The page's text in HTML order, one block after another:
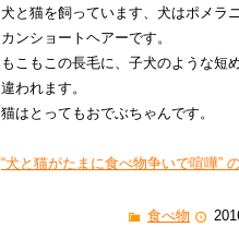
犬と猫を飼っています、犬はポメラ
カンショートヘアーです。
もこもこの長毛に、子犬のような短
違われます。
猫はとってもおでぶちゃんです。
“犬と猫がたまに食べ物争いで喧嘩”
食べ物